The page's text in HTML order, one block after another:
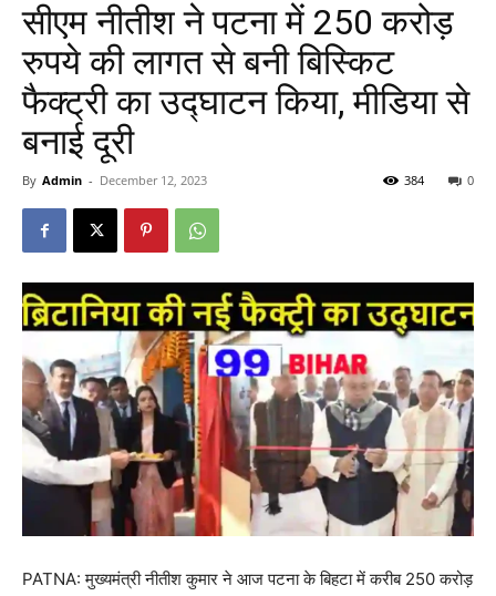
सीएम नीतीश ने पटना में 250 करोड़
रुपये की लागत से बनी बिस्किट
फैक्ट्री का उद्घाटन किया, मीडिया से
बनाई दूरी
By Admin - December 12, 2023 0
384
PATNA: मुख्यमंत्री नीतीश कुमार ने आज पटना के बिहटा में करीब 250 करोड़